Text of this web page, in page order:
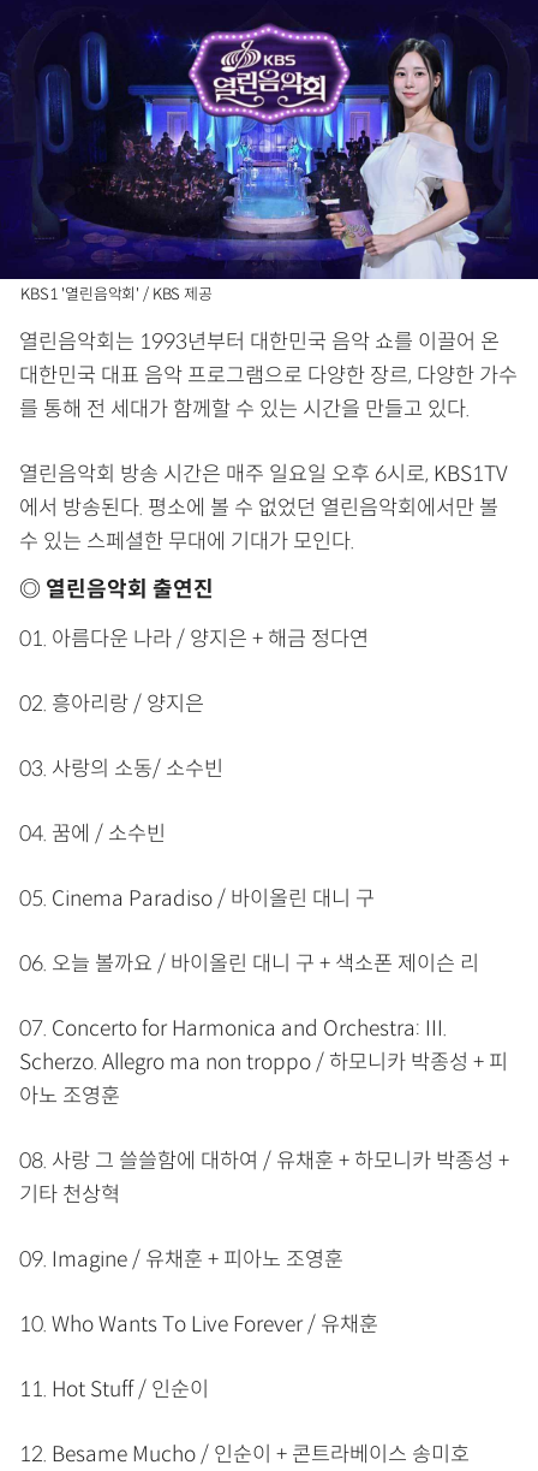
KBS1 '열린음악회' / KBS 제공
열린음악회는 1993년부터 대한민국 음악 쇼를 이끌어 온
대한민국 대표 음악 프로그램으로 다양한 장르, 다양한 가수
를 통해 전 세대가 함께할 수 있는 시간을 만들고 있다.
열린음악회 방송 시간은 매주 일요일 오후 6시로, KBS1TV
에서 방송된다. 평소에 볼 수 없었던 열린음악회에서만 볼
수 있는 스페셜한 무대에 기대가 모인다.
◎ 열린음악회 출연진
01. 아름다운 나라 / 양지은 + 해금 정다연
02. 흥아리랑 / 양지은
03. 사랑의 소동/ 소수빈
04. 꿈에 / 소수빈
05. Cinema Paradiso / 바이올린 대니 구
06. 오늘 볼까요 / 바이올린 대니 구 + 색소폰 제이슨 리
07. Concerto for Harmonica and Orchestra: III.
Scherzo. Allegro ma non troppo / 하모니카 박종성 + 피
아노 조영훈
08. 사랑 그 쓸쓸함에 대하여 / 유채훈 + 하모니카 박종성 +
기타 천상혁
09. Imagine / 유채훈 + 피아노 조영훈
10. Who Wants To Live Forever / 유채훈
11. Hot Stuff / 인순이
12. Besame Mucho / 인순이 + 콘트라베이스 송미호